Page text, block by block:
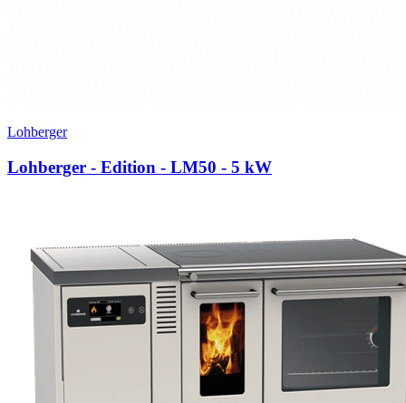
Lohberger
Lohberger - Edition - LM50 - 5 kW